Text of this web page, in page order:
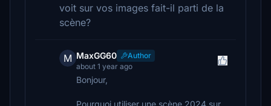
voit sur vos images fait-il parti de la
scène?
M MaxGG60
Author
about 1 year ago
Bonjour,
Pourquoi utiliser une scène 2024 sur